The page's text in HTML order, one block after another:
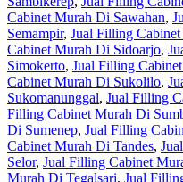
Cabinet Murah Di Sawahan,
Semampir, Jual Filling
Cabinet Murah Di Sidoarjo,
Simokerto, Jual Filling
Cabinet Murah Di Sukolilo,
Sukomanunggal, Jual Filling
Filling Cabinet Murah Di
Di Sumenep, Jual Filling
Cabinet Murah Di Tandes,
Selor, Jual Filling Cabinet
Murah Di Tegalsari, Jual